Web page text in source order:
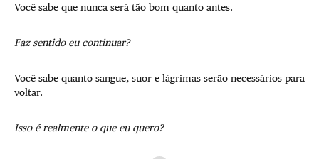
Você sabe que nunca será tão bom quanto antes.
Faz sentido eu continuar?
Você sabe quanto sangue, suor e lágrimas serão necessários para
voltar.
Isso é realmente o que eu quero?